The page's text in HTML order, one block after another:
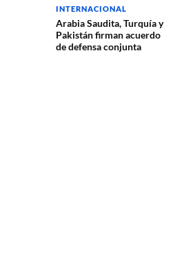
INTERNACIONAL
Arabia Saudita, Turquía y
Pakistán firman acuerdo
de defensa conjunta